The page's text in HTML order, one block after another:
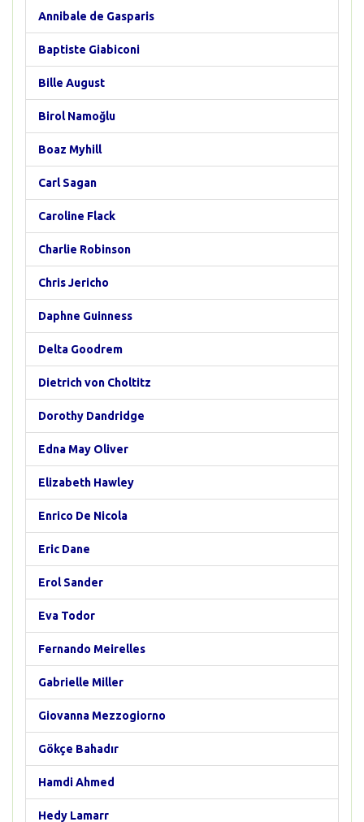
Annibale de Gasparis
Baptiste Giabiconi
Bille August
Birol Namoğlu
Boaz Myhill
Carl Sagan
Caroline Flack
Charlie Robinson
Chris Jericho
Daphne Guinness
Delta Goodrem
Dietrich von Choltitz
Dorothy Dandridge
Edna May Oliver
Elizabeth Hawley
Enrico De Nicola
Eric Dane
Erol Sander
Eva Todor
Fernando Meirelles
Gabrielle Miller
Giovanna Mezzogiorno
Gökçe Bahadır
Hamdi Ahmed
Hedy Lamarr